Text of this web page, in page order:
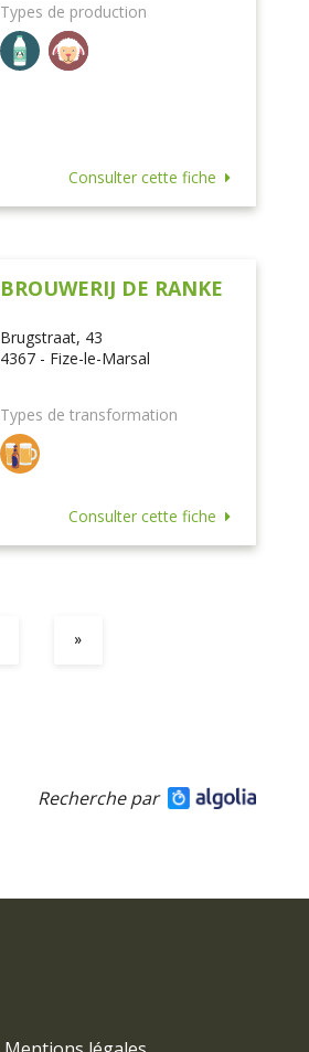
Types de production
Consulter cette fiche
BROUWERIJ DE RANKE
Brugstraat, 43
4367 - Fize-le-Marsal
Types de transformation
Consulter cette fiche
»
Recherche par